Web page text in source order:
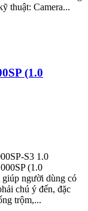
thuật: Camera...
(1.0
S3 1.0
(1.0
giúp người dùng có
chú ý đến, đặc
trộm,...